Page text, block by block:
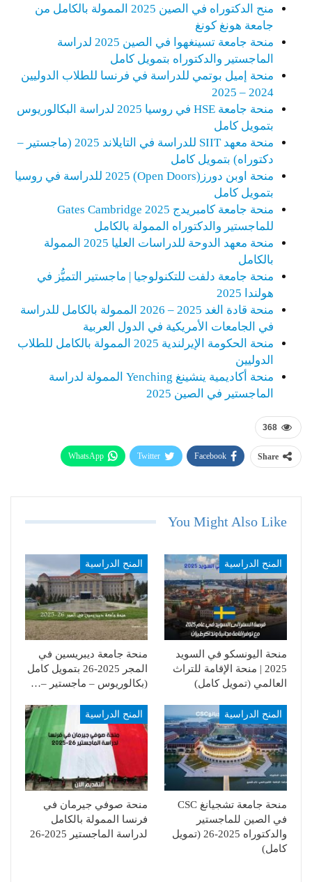
منح الدكتوراه في الصين 2025 الممولة بالكامل من
جامعة هونغ كونغ
منحة جامعة تسينغهوا في الصين 2025 لدراسة
الماجستير والدكتوراه بتمويل كامل
منحة إميل بوتمي للدراسة في فرنسا للطلاب الدوليين
2024 – 2025
منحة جامعة HSE في روسيا 2025 لدراسة البكالوريوس
بتمويل كامل
منحة معهد SIIT للدراسة في التايلاند 2025 (ماجستير –
دكتوراه) بتمويل كامل
منحة اوبن دورز(Open Doors) 2025 للدراسة في روسيا
بتمويل كامل
منحة جامعة كامبريدج 2025 Gates Cambridge
للماجستير والدكتوراه الممولة بالكامل
منحة معهد الدوحة للدراسات العليا 2025 الممولة
بالكامل
منحة جامعة دلفت للتكنولوجيا | ماجستير التميُّز في
هولندا 2025
منحة قادة الغد 2025 – 2026 الممولة بالكامل للدراسة
في الجامعات الأمريكية في الدول العربية
منحة الحكومة الإيرلندية 2025 الممولة بالكامل للطلاب
الدوليين
منحة أكاديمية ينشينغ Yenching الممولة لدراسة
الماجستير في الصين 2025
368
Share
Facebook
Twitter
WhatsApp
You Might Also Like
المنح الدراسية
منحة اليونسكو في السويد
2025 | منحة الإقامة للتراث
العالمي (تمويل كامل)
المنح الدراسية
منحة جامعة ديبريسين في
المجر 2025-26 بتمويل كامل
(بكالوريوس – ماجستير –…
المنح الدراسية
منحة جامعة تشجيانغ CSC
في الصين للماجستير
والدكتوراه 2025-26 (تمويل
كامل)
المنح الدراسية
منحة صوفي جيرمان في
فرنسا الممولة بالكامل
لدراسة الماجستير 2025-26